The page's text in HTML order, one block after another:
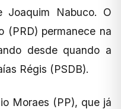
Joaquim Nabuco. O
(PRD) permanece na
desde quando a
Régis (PSDB).
Moraes (PP), que já